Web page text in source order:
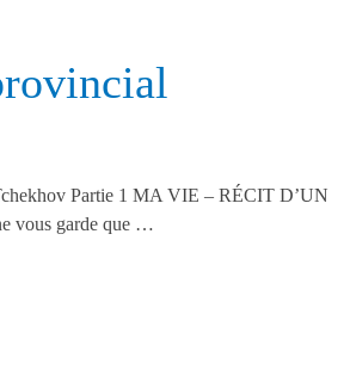
Partie 1 MA VIE – RÉCIT D’UN
vous garde que …